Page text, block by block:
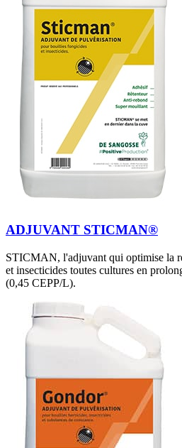
ADJUVANT STICMAN®
STICMAN, l'adjuvant qui optimise la
et insecticides toutes cultures en
(0,45 CEPP/L).